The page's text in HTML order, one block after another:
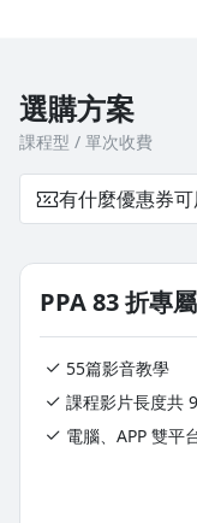
3-6 基礎抹面手法
4-4-2 五種替換食
4-5 蛋糕裝飾組合
5-4 常見犬種頭像
5-4 常見犬種頭像
5-4 常見犬種頭像
5-4 常見犬種頭像
5-4 常見犬種頭像
5-4 常見犬種頭像
6-3 翻糖工具介紹
6-4 完整翻模技巧
6-5 零失敗切模技
6-6 造型翻糖製作
6-7 蛋糕裝飾組合
選購方案
課程型 / 單次收費
有什麼優惠券可
PPA 83 折專
55篇影音教學
課程影片長度共
電腦、APP 雙平